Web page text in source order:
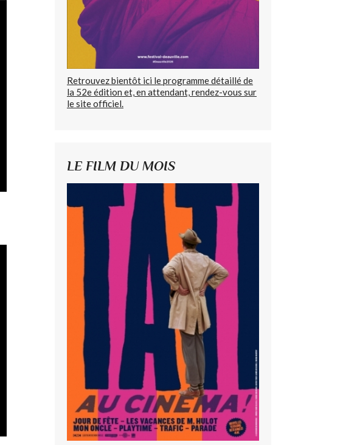
Retrouvez bientôt ici le programme détaillé de
la 52e édition et, en attendant, rendez-vous sur
le site officiel.
LE FILM DU MOIS